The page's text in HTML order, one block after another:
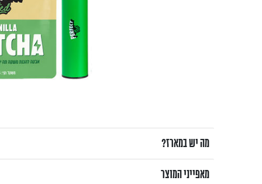
מה יש במארז?
מאפייני המוצר